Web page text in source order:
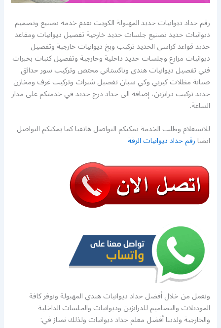
رقم حداد ديوانيات حديد المهبولة الكويت نقدم خدمة تصنيع وتصميم
ديوانيات حديد تصنيع جلسات حديد خارجية تفصيل ديوانيات ومقاعد
حديد قواعد كراسي الحديد تركيب وبخ ديوانيات خارجية وتفصيل
ديوانيات مزارع وجلسات حديد داخلية وخارجية وتفصيل كنبات بخبرات
فني تفصيل ديوانيات هندي وباكستاني مختص وتركيب سور حدائق
صيانة مظلات كيربي وكي سبان تفصيل شبرات وتركيب غرف ومخازن
حديد تركيب درابزين، إضافة الى حداد درج حديد في خدمتكم على مدار
الساعة.
للاستعلام وطلب الخدمة يمكنكم التواصل هاتفيا كما يمكنكم التواصل
ايضارقم حداد ديوانيات الرقة
ونعمل من خلال أفضل حداد ديوانيات هندي المهبولة ونوفر كافة
الموديلات والتصاميم للدرابزين وديوانيات والجلسات الداخلية
والخارجية ولدينا أفضل معلم حداد ديوانيات ولذلك نمتاز في: